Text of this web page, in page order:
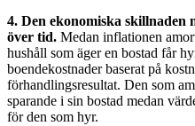
4. Den ekonomiska skillnaden
över tid. Medan inflationen
hushåll som äger en bostad får
boendekostnader baserat på
förhandlingsresultat. Den som
sparande i sin bostad medan
för den som hyr.